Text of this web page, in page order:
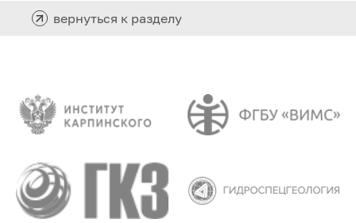
вернуться к разделу